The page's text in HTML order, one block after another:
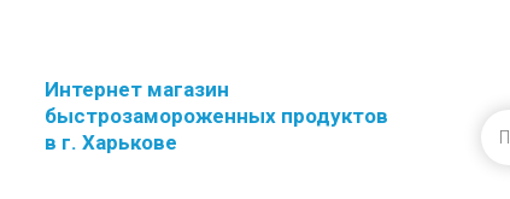
Интернет магазин
быстрозамороженных продуктов
в г. Харькове